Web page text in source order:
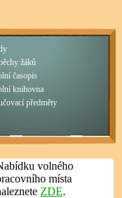
žáků
časopis
knihovna
předměty
volného
místa
ZDE.